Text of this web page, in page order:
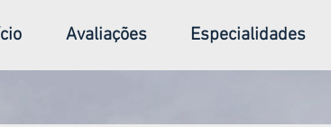
Avaliações Especialidades